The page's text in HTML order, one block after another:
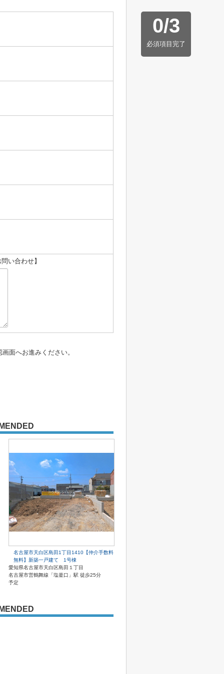
0/3
必須項目完了
い合わせ】
面へお進みください。
名古屋市天白区島田1丁目1410【仲介手数料
無料】新築一戸建て 1号棟
愛知県名古屋市天白区島田１丁目
名古屋市営鶴舞線「塩釜口」駅 徒歩25分
予定